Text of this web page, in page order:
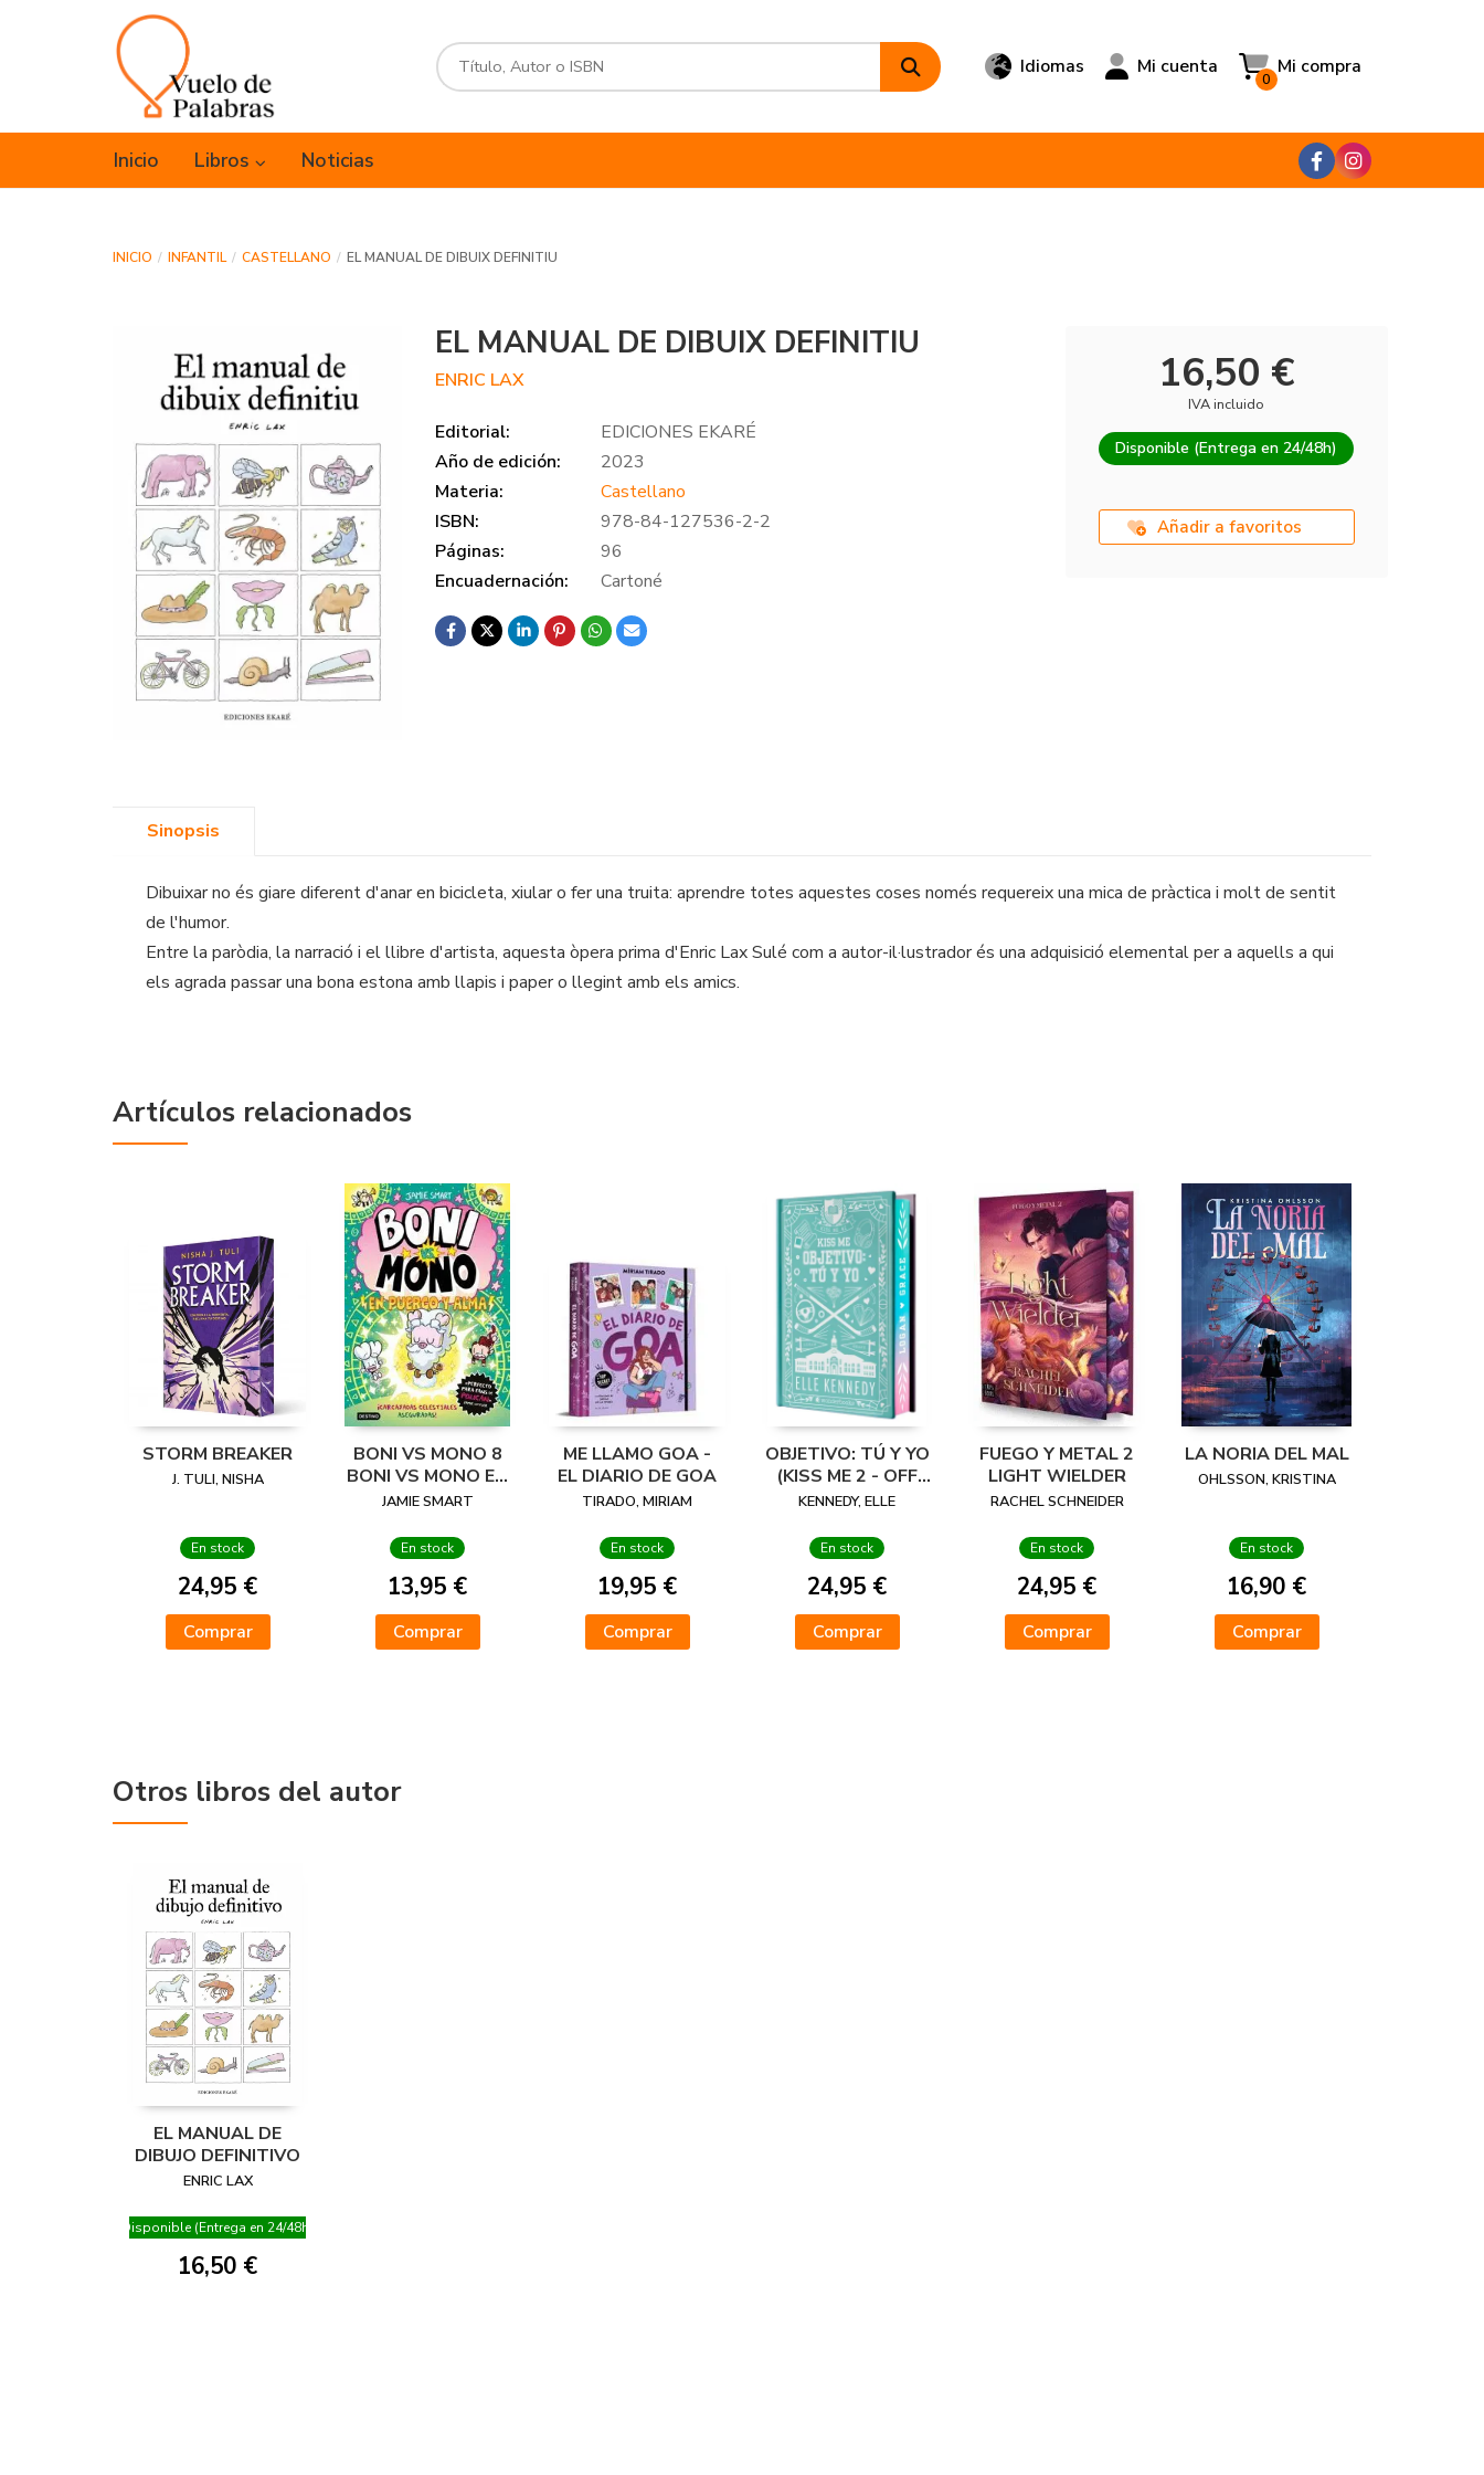
Idiomas Mi cuenta Mi compra
0
Inicio Libros Noticias
INICIO INFANTIL CASTELLANO EL MANUAL DE DIBUIX DEFINITIU
EL MANUAL DE DIBUIX DEFINITIU
ENRIC LAX
Editorial:
EDICIONES EKARÉ
Año de edición:
2023
Materia:
Castellano
ISBN:
978-84-127536-2-2
Páginas:
96
Encuadernación:
Cartoné
16,50 €
IVA incluido
Disponible (Entrega en 24/48h)
Añadir a favoritos
Sinopsis
Dibuixar no és giare diferent d'anar en bicicleta, xiular o fer una truita: aprendre totes aquestes coses només requereix una mica de pràctica i molt de sentit
de l'humor.
Entre la paròdia, la narració i el llibre d'artista, aquesta òpera prima d'Enric Lax Sulé com a autor-il·lustrador és una adquisició elemental per a aquells a qui
els agrada passar una bona estona amb llapis i paper o llegint amb els amics.
Artículos relacionados
STORM BREAKER
J. TULI, NISHA
En stock
24,95 €
Comprar
BONI VS MONO 8
BONI VS MONO EN
PUERCO Y ALMA
JAMIE SMART
En stock
13,95 €
Comprar
ME LLAMO GOA -
EL DIARIO DE GOA
TIRADO, MIRIAM
En stock
19,95 €
Comprar
OBJETIVO: TÚ Y YO
(KISS ME 2 - OFF
CAMPUS 2) -
EN TAPA DURA
CON
KENNEDY, ELLE
En stock
24,95 €
Comprar
FUEGO Y METAL 2
LIGHT WIELDER
RACHEL SCHNEIDER
En stock
24,95 €
Comprar
LA NORIA DEL MAL
OHLSSON, KRISTINA
En stock
16,90 €
Comprar
Otros libros del autor
EL MANUAL DE
DIBUJO DEFINITIVO
ENRIC LAX
Disponible (Entrega en 24/48h)
16,50 €